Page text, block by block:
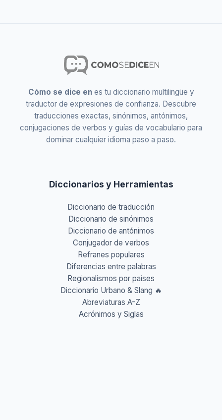
Cómo se dice enes tu diccionario multilingüe y
traductor de expresiones de confianza. Descubre
traducciones exactas, sinónimos, antónimos,
conjugaciones de verbos y guías de vocabulario para
dominar cualquier idioma paso a paso.
Diccionarios y Herramientas
Diccionario de traducción
Diccionario de sinónimos
Diccionario de antónimos
Conjugador de verbos
Refranes populares
Diferencias entre palabras
Regionalismos por países
Diccionario Urbano & Slang 🔥
Abreviaturas A-Z
Acrónimos y Siglas